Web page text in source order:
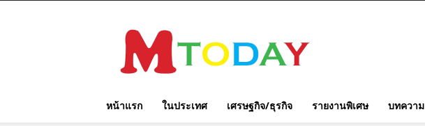
TODAY
หน้าแรก ในประเทศ เศรษฐกิจ/ธุรกิจ รายงานพิเศษ บทความ